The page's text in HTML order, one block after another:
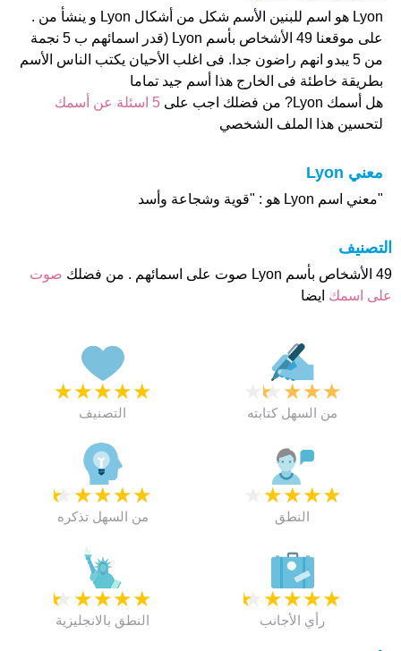
Lyon هو اسم للبنين الأسم شكل من أشكال Lyon و ينشأ من .
على موقعنا 49 الأشخاص بأسم Lyon (قدر اسمائهم ب 5 نجمة
من 5 يبدو انهم راضون جدا. فى اغلب الأحيان يكتب الناس الأسم
بطريقة خاطئة فى الخارج هذا أسم جيد تماما
هل أسمك Lyon? من فضلك اجب على
5 اسئلة عن أسمك
لتحسين هذا الملف الشخصي
معني Lyon
"معني اسم Lyon هو : "قوية وشجاعة وأسد
التصنيف
49 الأشخاص بأسم Lyon صوت على اسمائهم . من فضلك
صوت
على اسمك ايضا
★
★
★
★
★
التصنيف
★
★
★
★
من السهل كتابته
★
★
★
★
★
من السهل تذكره
★
★
★
★
النطق
★
★
★
★
★
النطق بالانجليزية
★
★
★
★
★
رأي الأجانب